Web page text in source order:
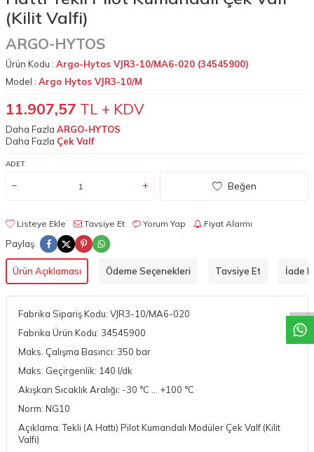
W
h
a
t
a
p
p
D
e
s
t
e
H
a
t
t
(Kilit Valfi)
ARGO-HYTOS
Ürün Kodu : Argo-Hytos VJR3-10/MA6-020 (34545900)
Model : Argo Hytos VJR3-10/M
11.907,57 TL + KDV
Daha Fazla ARGO-HYTOS
Daha Fazla Çek Valf
ADET
Beğen
Listeye Ekle Tavsiye Et Yorum Yap Fiyat Alarmı
Paylaş
Ürün Açıklaması Ödeme Seçenekleri Tavsiye Et İade
Fabrika Sipariş Kodu: VJR3-10/MA6-020
Fabrika Ürün Kodu: 34545900
Maks. Çalışma Basıncı: 350 bar
Maks. Geçirgenlik: 140 l/dk
Akışkan Sıcaklık Aralığı: -30 °C ... +100 °C
Norm: NG10
Açıklama: Tekli (A Hattı) Pilot Kumandalı Modüler Çek Valf (Kilit
Valfi)